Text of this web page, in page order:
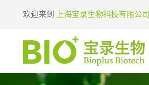
欢迎来到 上海宝录生物科技有限公司